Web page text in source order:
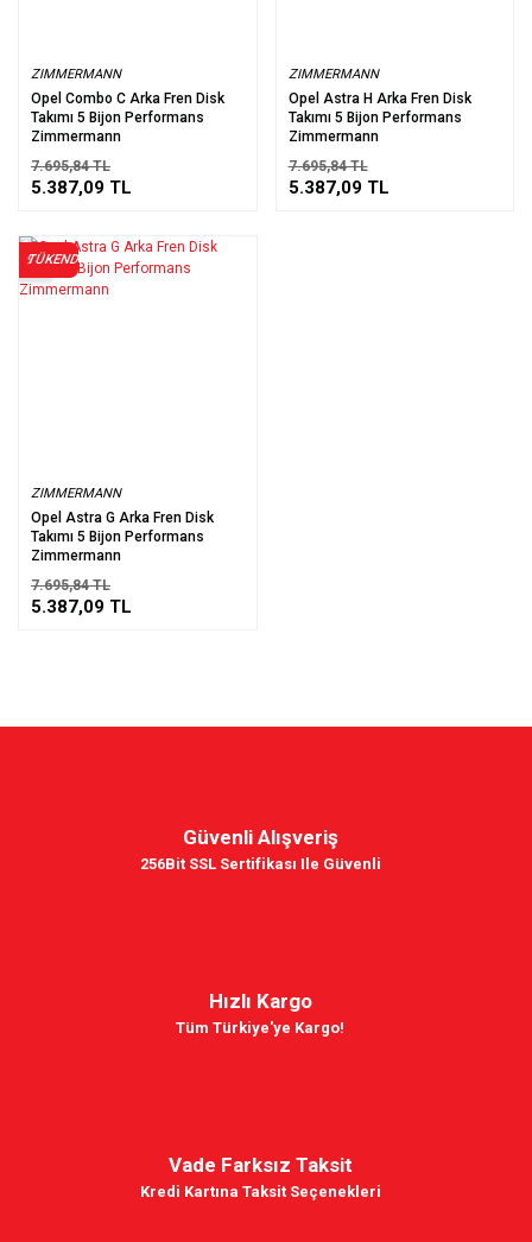
ZIMMERMANN
Opel Combo C Arka Fren Disk
Takımı 5 Bijon Performans
Zimmermann
7.695,84 TL
5.387,09 TL
ZIMMERMANN
Opel Astra H Arka Fren Disk
Takımı 5 Bijon Performans
Zimmermann
7.695,84 TL
5.387,09 TL
TÜKENDİ
ZIMMERMANN
Opel Astra G Arka Fren Disk
Takımı 5 Bijon Performans
Zimmermann
%30
7.695,84 TL
5.387,09 TL
Güvenli Alışveriş
256Bit SSL Sertifikası Ile Güvenli
Hızlı Kargo
Tüm Türkiye'ye Kargo!
Vade Farksız Taksit
Kredi Kartına Taksit Seçenekleri